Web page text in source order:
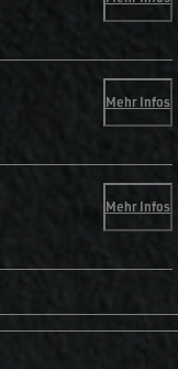
Mehr Infos
Mehr Infos